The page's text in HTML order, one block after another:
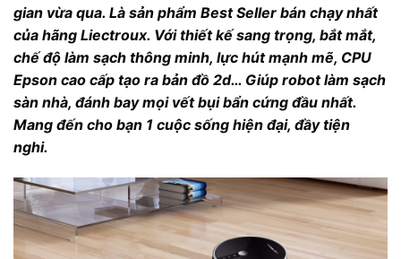
gian vừa qua. Là sản phẩm Best Seller bán chạy nhất
của hãng Liectroux. Với thiết kế sang trọng, bắt mắt,
chế độ làm sạch thông minh, lực hút mạnh mẽ, CPU
Epson cao cấp tạo ra bản đồ 2d… Giúp robot làm sạch
sàn nhà, đánh bay mọi vết bụi bẩn cứng đầu nhất.
Mang đến cho bạn 1 cuộc sống hiện đại, đầy tiện
nghi.